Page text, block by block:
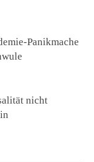
Panikmache
nicht